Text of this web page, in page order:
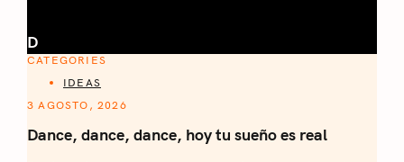
D
CATEGORIES
IDEAS
3 AGOSTO, 2026
Dance, dance, dance, hoy tu sueño es real